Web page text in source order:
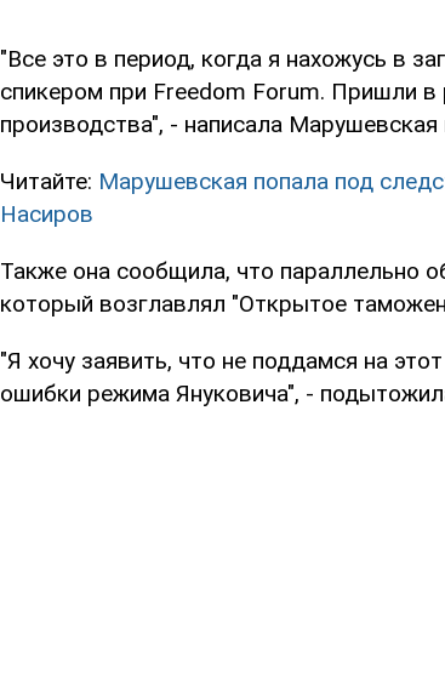
"Все это в период, когда я нахожусь в
спикером при Freedom Forum. Пришли в
производства", - написала
Читайте: Марушевская попала под
Насиров
Также она сообщила, что параллельно
который возглавлял "Открытое
"Я хочу заявить, что не поддамся на
ошибки режима Януковича", -